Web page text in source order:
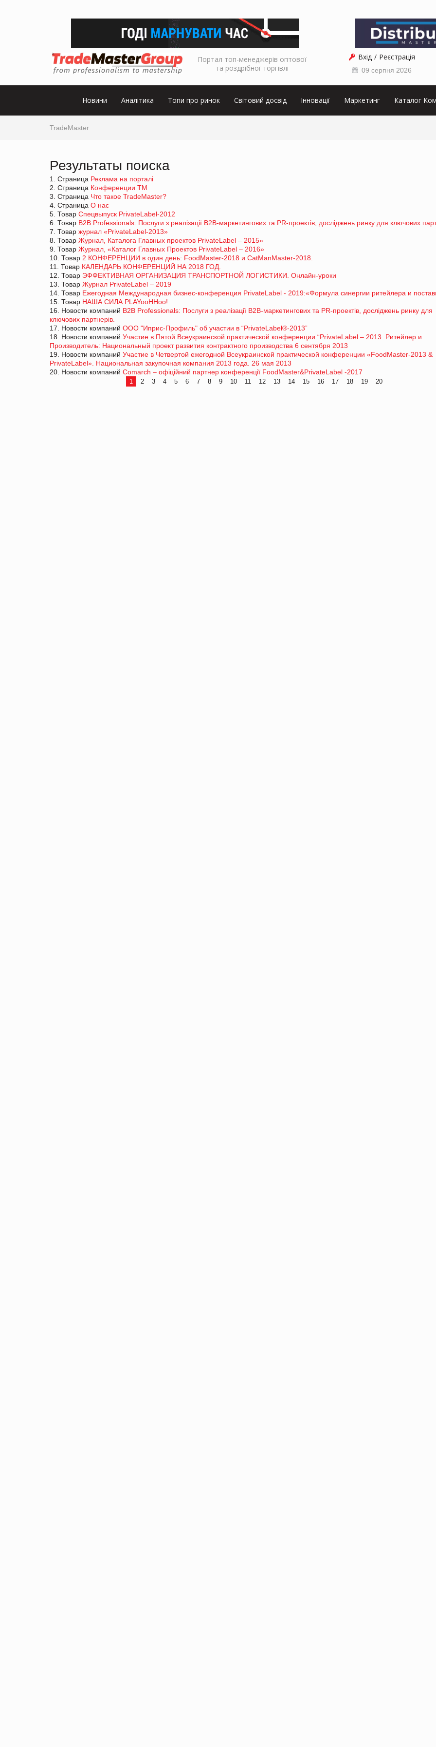
Портал топ-менеджерів оптової
та роздрібної торгівлі
Вхід Реєстрація
09 серпня 2026
Новини Аналітика Топи про ринок Світовий досвід Інновації Маркетинг Каталог
TradeMaster
Результаты поиска
1. Страница Реклама на порталі
2. Страница Конференции ТМ
3. Страница Что такое TradeMaster?
4. Страница О нас
5. Товар Спецвыпуск PrivateLabel-2012
6. Товар B2B Professionals: Послуги з реалізації В2В-маркетингових та PR-проектів, досліджень ринку для ключових
7. Товар журнал «PrivateLabel-2013»
8. Товар Журнал, Каталога Главных проектов PrivateLabel – 2015»
9. Товар Журнал, «Каталог Главных Проектов PrivateLabel – 2016»
10. Товар 2 КОНФЕРЕНЦИИ в один день: FoodMaster-2018 и CatManMaster-2018.
11. Товар КАЛЕНДАРЬ КОНФЕРЕНЦИЙ НА 2018 ГОД.
12. Товар ЭФФЕКТИВНАЯ ОРГАНИЗАЦИЯ ТРАНСПОРТНОЙ ЛОГИСТИКИ. Онлайн-уроки
13. Товар Журнал PrivateLabel – 2019
14. Товар Ежегодная Международная бизнес-конференция PrivateLabel - 2019:«Формула синергии ритейлера и
15. Товар НАША СИЛА PLAYooHHoo!
16. Новости компаний B2B Professionals: Послуги з реалізації В2В-маркетингових та PR-проектів, досліджень ринку для
ключових партнерів.
17. Новости компаний ООО "Иприс-Профиль" об участии в “PrivateLabel®-2013”
18. Новости компаний Участие в Пятой Всеукраинской практической конференции “PrivateLabel – 2013. Ритейлер и
Производитель: Национальный проект развития контрактного производства 6 сентября 2013
19. Новости компаний Участие в Четвертой ежегодной Всеукраинской практической конференции «FoodMaster-2013 &
PrivateLabel». Национальная закупочная компания 2013 года. 26 мая 2013
20. Новости компаний Comarch – офіційний партнер конференції FoodMaster&PrivateLabel -2017
1 2 3 4 5 6 7 8 9 10 11 12 13 14 15 16 17 18 19 20